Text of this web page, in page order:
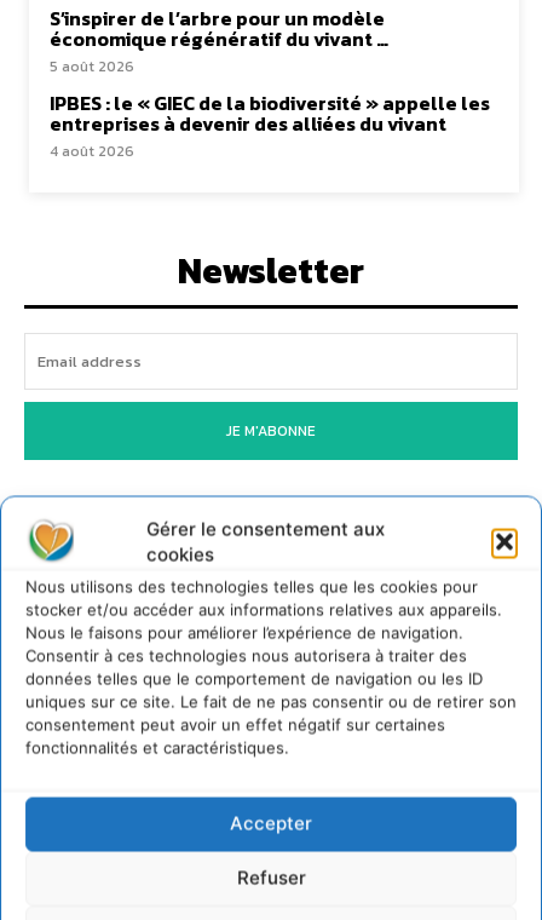
Gérer le consentement aux
cookies
Nous utilisons des technologies telles que les cookies pour
stocker et/ou accéder aux informations relatives aux appareils.
Nous le faisons pour améliorer l’expérience de navigation.
Consentir à ces technologies nous autorisera à traiter des
données telles que le comportement de navigation ou les ID
uniques sur ce site. Le fait de ne pas consentir ou de retirer son
consentement peut avoir un effet négatif sur certaines
fonctionnalités et caractéristiques.
Accepter
Refuser
S’inspirer de l’arbre pour un modèle
économique régénératif du vivant …
5 août 2026
IPBES : le « GIEC de la biodiversité » appelle les
entreprises à devenir des alliées du vivant
4 août 2026
Newsletter
JE M'ABONNE